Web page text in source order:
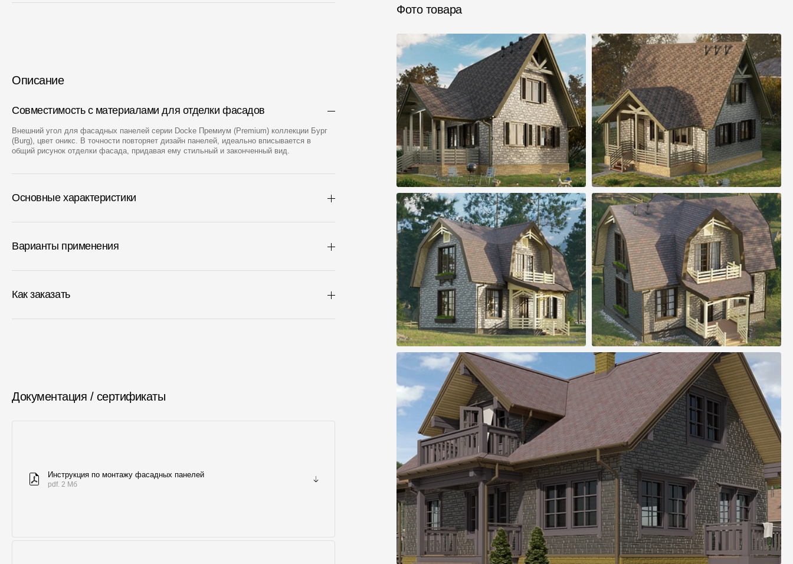
Описание
Совместимость с материалами для отделки фасадов
Внешний угол для фасадных панелей серии Docke Премиум (Premium) коллекции Бург
(Burg), цвет оникс. В точности повторяет дизайн панелей, идеально вписывается в
общий рисунок отделки фасада, придавая ему стильный и законченный вид.
Основные характеристики
Варианты применения
Как заказать
Документация / сертификаты
Инструкция по монтажу фасадных панелей
pdf. 2 Мб
Фото товара